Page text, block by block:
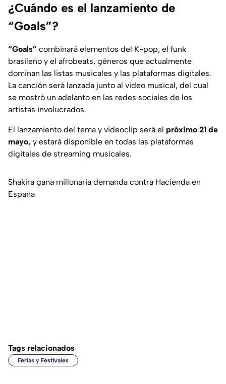
¿Cuándo es el lanzamiento de
“Goals”?
“Goals” combinará elementos del K-pop, el funk
brasileño y el afrobeats, géneros que actualmente
dominan las listas musicales y las plataformas digitales.
La canción será lanzada junto al video musical, del cual
se mostró un adelanto en las redes sociales de los
artistas involucrados.
El lanzamiento del tema y videoclip será el próximo 21 de
mayo, y estará disponible en todas las plataformas
digitales de streaming musicales.
Shakira gana millonaria demanda contra Hacienda en
España
Tags relacionados
Ferias y Festivales